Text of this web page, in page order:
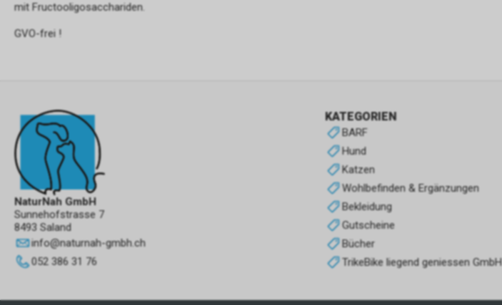
mit Fructooligosacchariden.
GVO-frei !
NaturNah GmbH
Sunnehofstrasse 7
8493 Saland
info@naturnah-gmbh.ch
052 386 31 76
KATEGORIEN
BARF
Hund
Katzen
Wohlbefinden & Ergänzungen
Bekleidung
Gutscheine
Bücher
TrikeBike liegend geniessen GmbH